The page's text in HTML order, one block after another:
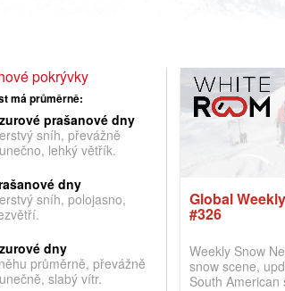
pokrývky
má průměrně:
prašanové dny
sníh, převážně
lehký větřík.
dny
sníh, polojasno,
dny
průměrně, převážně
slabý vítr.
Global
#326
Weekly Snow
snow scene,
South